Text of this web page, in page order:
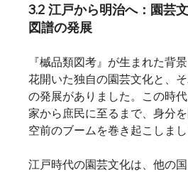
3.2 江戸から明治へ：園芸
図譜の発展
『槭品類図考』が生まれた背
花開いた独自の園芸文化と、
の発展がありました。この時
家から庶民に至るまで、身分を
空前のブームを巻き起こしま
江戸時代の園芸文化は、他の